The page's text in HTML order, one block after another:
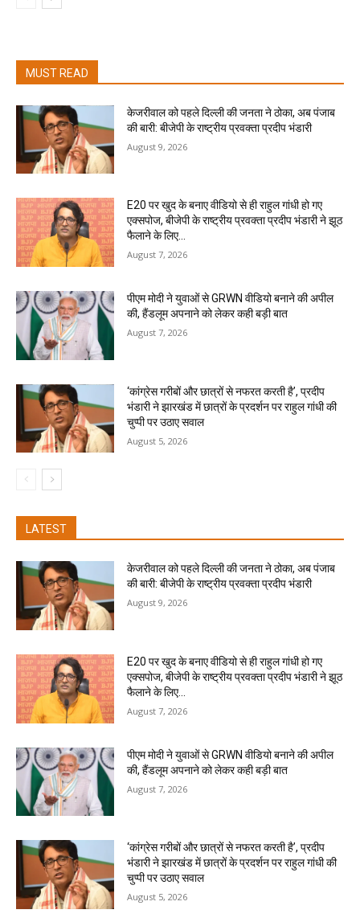
MUST READ
केजरीवाल को पहले दिल्ली की जनता ने ठोका, अब पंजाब
की बारी: बीजेपी के राष्ट्रीय प्रवक्ता प्रदीप भंडारी
August 9, 2026
E20 पर खुद के बनाए वीडियो से ही राहुल गांधी हो गए
एक्सपोज, बीजेपी के राष्ट्रीय प्रवक्ता प्रदीप भंडारी ने झूठ
फैलाने के लिए...
August 7, 2026
पीएम मोदी ने युवाओं से GRWN वीडियो बनाने की अपील
की, हैंडलूम अपनाने को लेकर कही बड़ी बात
August 7, 2026
‘कांग्रेस गरीबों और छात्रों से नफरत करती है’, प्रदीप
भंडारी ने झारखंड में छात्रों के प्रदर्शन पर राहुल गांधी की
चुप्पी पर उठाए सवाल
August 5, 2026
LATEST
केजरीवाल को पहले दिल्ली की जनता ने ठोका, अब पंजाब
की बारी: बीजेपी के राष्ट्रीय प्रवक्ता प्रदीप भंडारी
August 9, 2026
E20 पर खुद के बनाए वीडियो से ही राहुल गांधी हो गए
एक्सपोज, बीजेपी के राष्ट्रीय प्रवक्ता प्रदीप भंडारी ने झूठ
फैलाने के लिए...
August 7, 2026
पीएम मोदी ने युवाओं से GRWN वीडियो बनाने की अपील
की, हैंडलूम अपनाने को लेकर कही बड़ी बात
August 7, 2026
‘कांग्रेस गरीबों और छात्रों से नफरत करती है’, प्रदीप
भंडारी ने झारखंड में छात्रों के प्रदर्शन पर राहुल गांधी की
चुप्पी पर उठाए सवाल
August 5, 2026